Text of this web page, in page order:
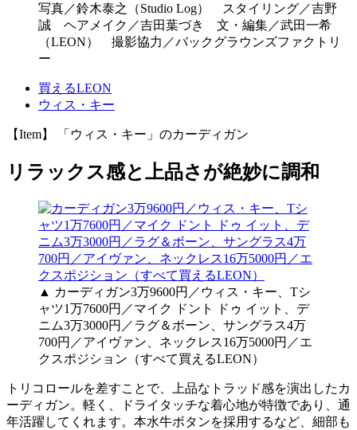
写真／鈴木泰之（Studio Log） スタイリング／吉野
誠 ヘアメイク／吉田葉づき 文・編集／武田一希
（LEON） 撮影協力／バックグラウンズファクトリ
ー
買えるLEON
ウィス・キー
【Item】 「ウィス・キー」のカーディガン
リラックス感と上品さが絶妙に調和
▲ カーディガン3万9600円／ウィス・キー、Tシ
ャツ1万7600円／マイク ドント ドゥ イット、デ
ニム3万3000円／ラグ＆ボーン、サングラス4万
700円／アイヴァン、ネックレス16万5000円／エ
クスポジション（すべて買えるLEON）
トリコロールを差すことで、上品なトラッド感を演出したカ
ーディガン。軽く、ドライタッチな着心地が特徴であり、通
年活躍してくれます。本水牛ボタンを採用するなど、細部も